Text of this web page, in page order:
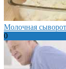
Молочная
0